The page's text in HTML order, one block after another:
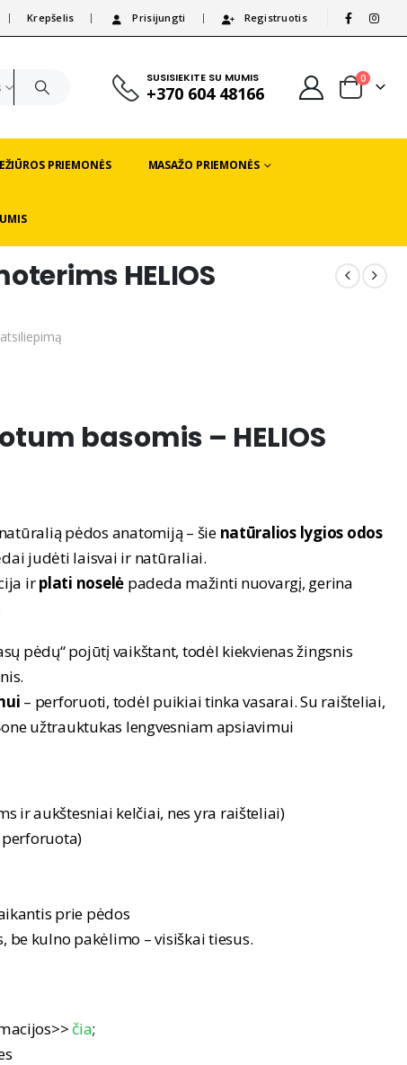
Krepšelis Prisijungti Registruotis
SUSISIEKITE SU MUMIS
+370 604 48166
0
PRIEMONĖS MASAŽO PRIEMONĖS
HELIOS
basomis – HELIOS
pėdos anatomiją – šie natūralios lygios odos
judėti laisvai ir natūraliai.
irplati noselė padeda mažinti nuovargį, gerina
pėdų“ pojūtį vaikštant, todėl kiekvienas žingsnis
– perforuoti, todėl puikiai tinka vasarai. Su raišteliai,
užtrauktukas lengvesniam apsiavimui
ir aukštesniai kelčiai, nes yra raišteliai)
prie pėdos
be kulno pakėlimo – visiškai tiesus.
čia;